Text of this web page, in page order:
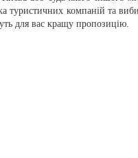
туристичних компаній та
для вас кращу пропозицію.